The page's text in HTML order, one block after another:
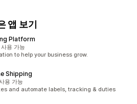
앱 보기
Platform
용 가능
to help your business grow.
Shipping
용 가능
and automate labels, tracking & duties